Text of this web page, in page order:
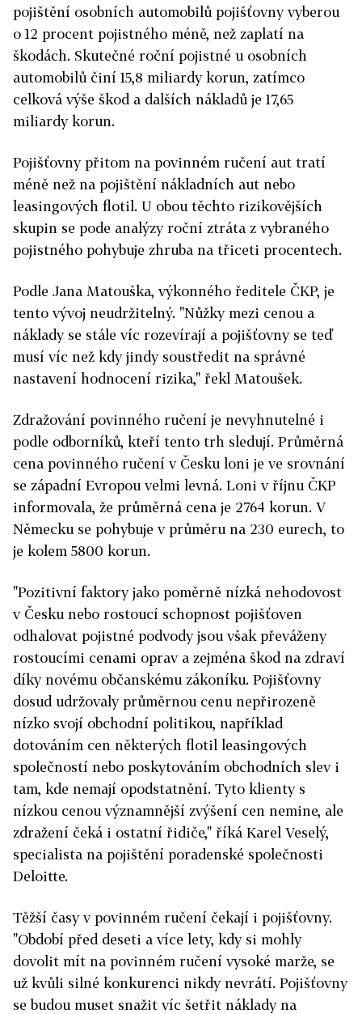
pojištění osobních automobilů pojišťovny vyberou
o 12 procent pojistného méně, než zaplatí na
škodách. Skutečné roční pojistné u osobních
automobilů činí 15,8 miliardy korun, zatímco
celková výše škod a dalších nákladů je 17,65
miliardy korun.
Pojišťovny přitom na povinném ručení aut tratí
méně než na pojištění nákladních aut nebo
leasingových flotil. U obou těchto rizikovějších
skupin se pode analýzy roční ztráta z vybraného
pojistného pohybuje zhruba na třiceti procentech.
Podle Jana Matouška, výkonného ředitele ČKP, je
tento vývoj neudržitelný. "Nůžky mezi cenou a
náklady se stále víc rozevírají a pojišťovny se teď
musí víc než kdy jindy soustředit na správné
nastavení hodnocení rizika," řekl Matoušek.
Zdražování povinného ručení je nevyhnutelné i
podle odborníků, kteří tento trh sledují. Průměrná
cena povinného ručení v Česku loni je ve srovnání
se západní Evropou velmi levná. Loni v říjnu ČKP
informovala, že průměrná cena je 2764 korun. V
Německu se pohybuje v průměru na 230 eurech, to
je kolem 5800 korun.
"Pozitivní faktory jako poměrně nízká nehodovost
v Česku nebo rostoucí schopnost pojišťoven
odhalovat pojistné podvody jsou však převáženy
rostoucími cenami oprav a zejména škod na zdraví
díky novému občanskému zákoníku. Pojišťovny
dosud udržovaly průměrnou cenu nepřirozeně
nízko svojí obchodní politikou, například
dotováním cen některých flotil leasingových
společností nebo poskytováním obchodních slev i
tam, kde nemají opodstatnění. Tyto klienty s
nízkou cenou významnější zvýšení cen nemine, ale
zdražení čeká i ostatní řidiče," říká Karel Veselý,
specialista na pojištění poradenské společnosti
Deloitte.
Těžší časy v povinném ručení čekají i pojišťovny.
"Období před deseti a více lety, kdy si mohly
dovolit mít na povinném ručení vysoké marže, se
už kvůli silné konkurenci nikdy nevrátí. Pojišťovny
se budou muset snažit víc šetřit náklady na